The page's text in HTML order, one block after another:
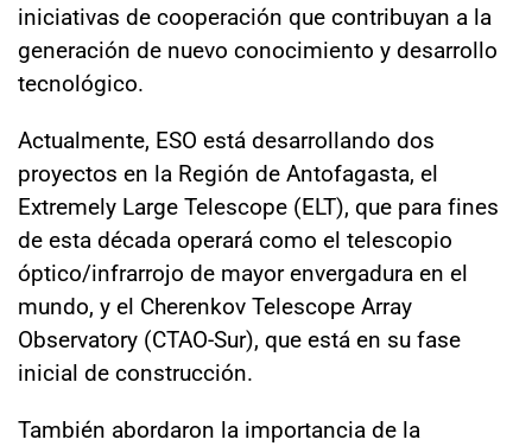
iniciativas de cooperación que contribuyan a la
generación de nuevo conocimiento y desarrollo
tecnológico.
Actualmente, ESO está desarrollando dos
proyectos en la Región de Antofagasta, el
Extremely Large Telescope (ELT), que para fines
de esta década operará como el telescopio
óptico/infrarrojo de mayor envergadura en el
mundo, y el Cherenkov Telescope Array
Observatory (CTAO-Sur), que está en su fase
inicial de construcción.
También abordaron la importancia de la